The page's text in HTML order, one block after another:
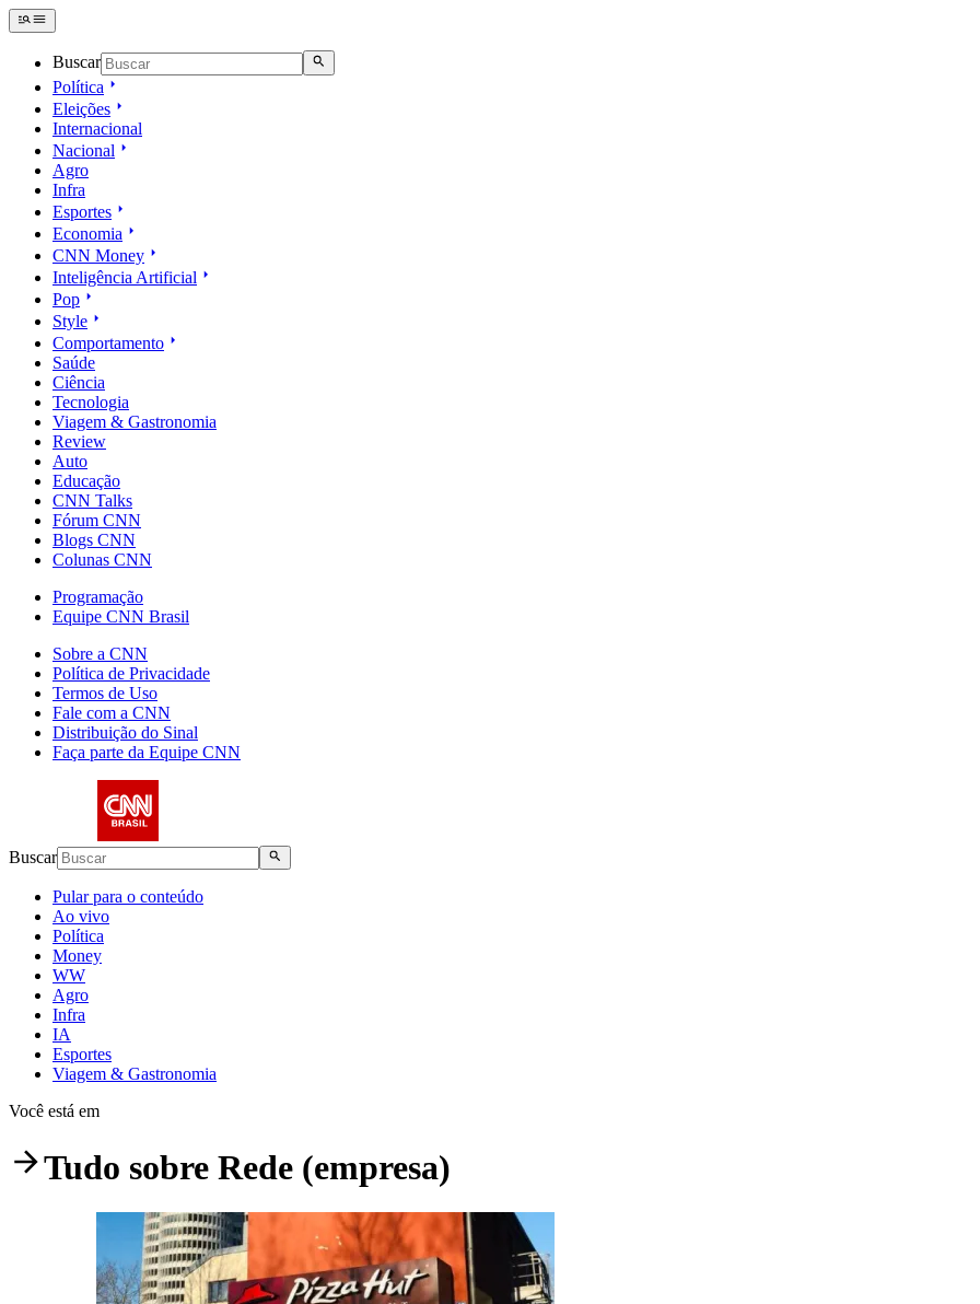
Buscar
Política
Eleições
Internacional
Nacional
Agro
Infra
Esportes
Economia
CNN Money
Inteligência Artificial
Pop
Style
Comportamento
Saúde
Ciência
Tecnologia
Viagem & Gastronomia
Review
Auto
Educação
CNN Talks
Fórum CNN
Blogs CNN
Colunas CNN
Programação
Equipe CNN Brasil
Sobre a CNN
Política de Privacidade
Termos de Uso
Fale com a CNN
Distribuição do Sinal
Faça parte da Equipe CNN
Buscar
Pular para o conteúdo
Ao vivo
Política
Money
WW
Agro
Infra
IA
Esportes
Viagem & Gastronomia
Você está em
Tudo sobre Rede (empresa)